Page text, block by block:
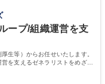
験可
ポート、改善の動きも期
ームに貢献し、結果的に
平均19:30の退勤以降の業
働き方となります。 学
資格：
ープ/組織運営を支
生等）からお任せいたします。
を支えるゼネラリストをめざせ